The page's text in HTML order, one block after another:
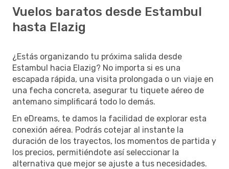
Vuelos baratos desde Estambul
hasta Elazig
¿Estás organizando tu próxima salida desde
Estambul hacia Elazig? No importa si es una
escapada rápida, una visita prolongada o un viaje en
una fecha concreta, asegurar tu tiquete aéreo de
antemano simplificará todo lo demás.
En eDreams, te damos la facilidad de explorar esta
conexión aérea. Podrás cotejar al instante la
duración de los trayectos, los momentos de partida y
los precios, permitiéndote así seleccionar la
alternativa que mejor se ajuste a tus necesidades.